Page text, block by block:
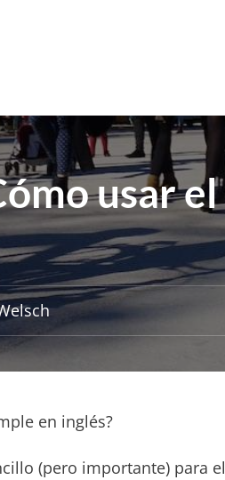
usar
en inglés?
(pero importante) para